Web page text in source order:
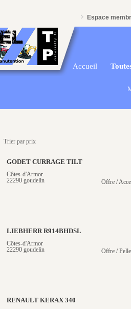
Espace
Accueil
Trier par prix
GODET CURRAGE TILT
Côtes-d'Armor
22290 goudelin
Offre /
LIEBHERR R914BHDSL
Côtes-d'Armor
22290 goudelin
Offre /
RENAULT KERAX 340